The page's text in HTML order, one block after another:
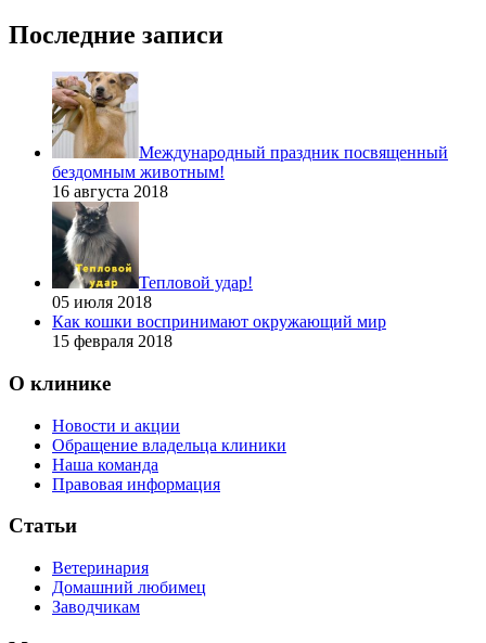
Последние записи
Международный праздник посвященный
бездомным животным!
16 августа 2018
Тепловой удар!
05 июля 2018
Как кошки воспринимают окружающий мир
15 февраля 2018
О клинике
Новости и акции
Обращение владельца клиники
Наша команда
Правовая информация
Статьи
Ветеринария
Домашний любимец
Заводчикам